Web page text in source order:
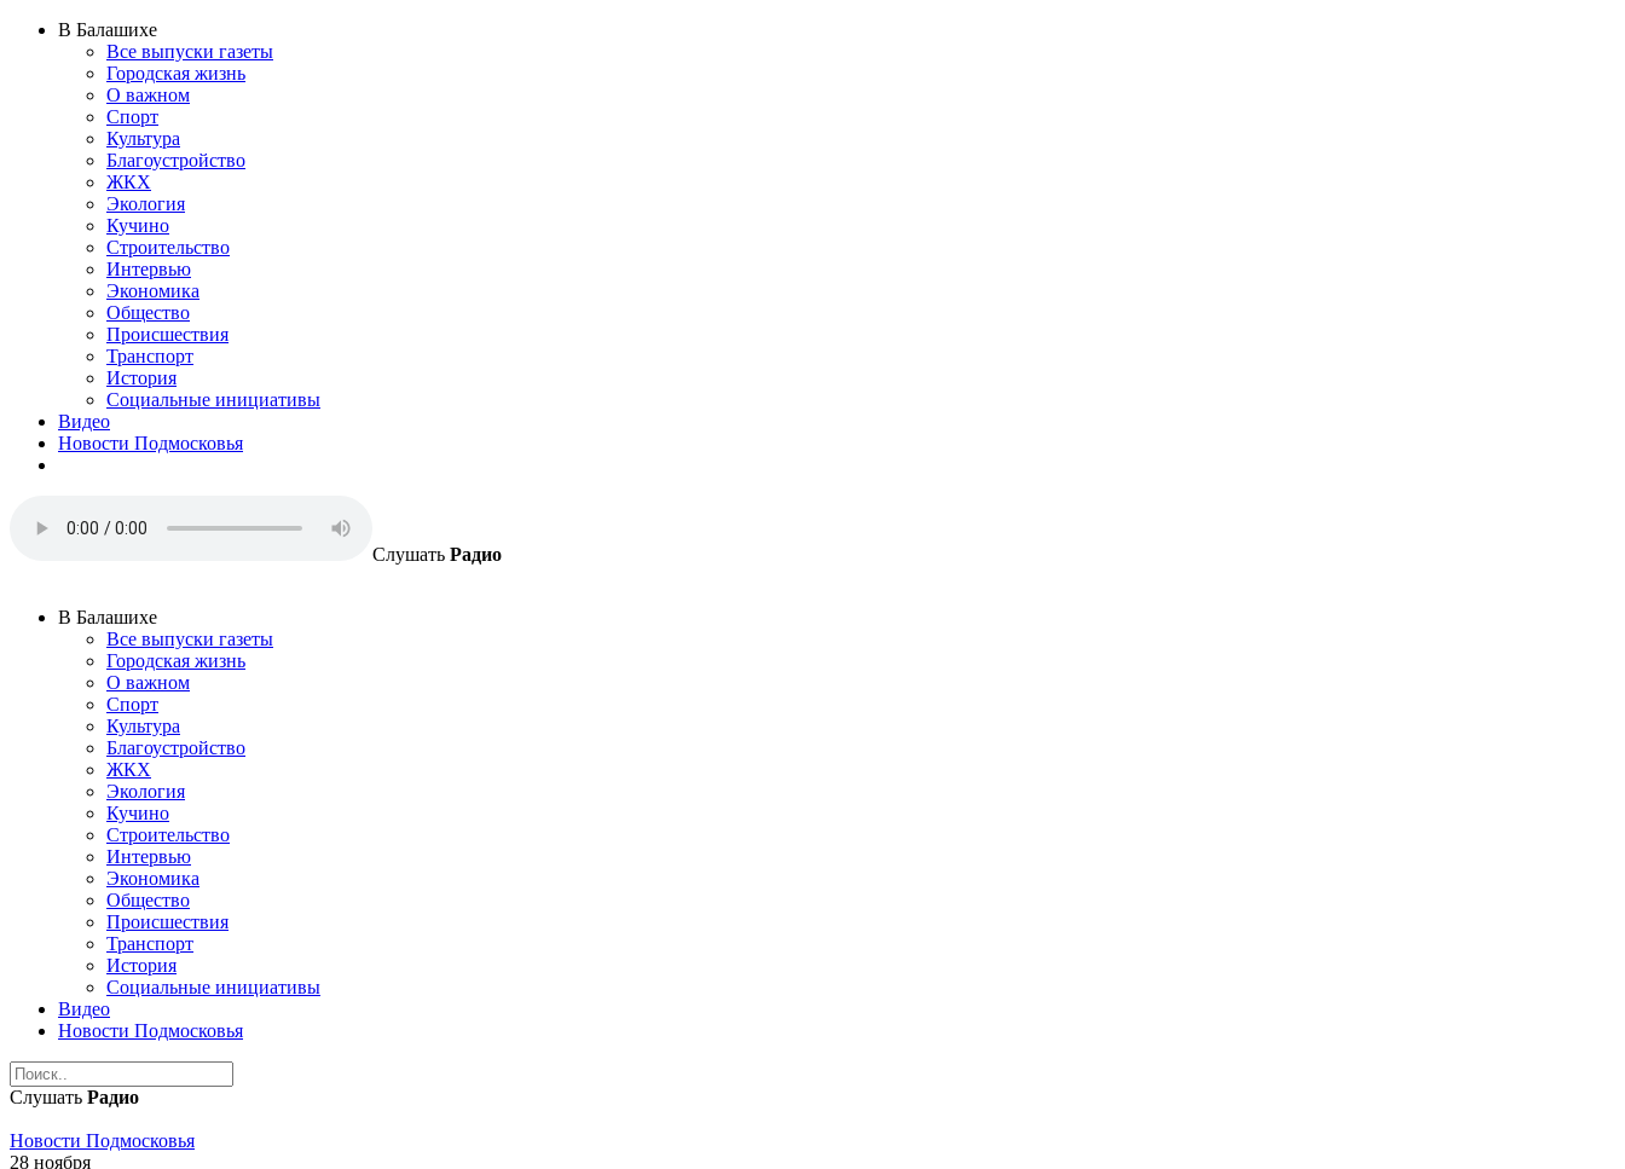
В Балашихе
Все выпуски газеты
Городская жизнь
О важном
Спорт
Культура
Благоустройство
ЖКХ
Экология
Кучино
Строительство
Интервью
Экономика
Общество
Происшествия
Транспорт
История
Социальные инициативы
Видео
Новости Подмосковья
Слушать Радио
В Балашихе
Все выпуски газеты
Городская жизнь
О важном
Спорт
Культура
Благоустройство
ЖКХ
Экология
Кучино
Строительство
Интервью
Экономика
Общество
Происшествия
Транспорт
История
Социальные инициативы
Видео
Новости Подмосковья
Слушать Радио
Новости Подмосковья
28 ноября